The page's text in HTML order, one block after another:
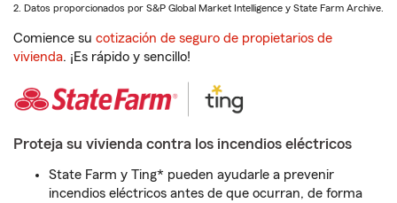
2. Datos proporcionados por S&P Global Market Intelligence y State Farm Archive.
Comience su cotización de seguro de propietarios de
vivienda. ¡Es rápido y sencillo!
Proteja su vivienda contra los incendios eléctricos
State Farm y Ting* pueden ayudarle a prevenir
incendios eléctricos antes de que ocurran, de forma